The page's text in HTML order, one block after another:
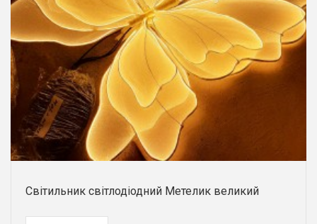
Світильник світлодіодний Метелик великий